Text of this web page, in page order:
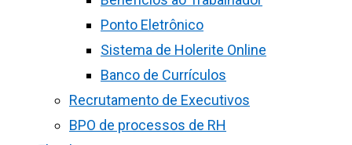
Ponto Eletrônico
Sistema de Holerite Online
Banco de Currículos
Recrutamento de Executivos
BPO de processos de RH